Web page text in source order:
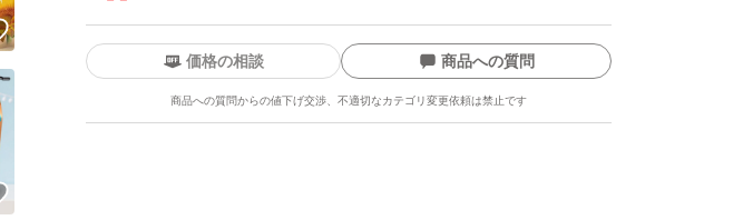
価格の相談 商品への質問
商品への質問からの値下げ交渉、不適切なカテゴリ変更依頼は禁止です
いいね！